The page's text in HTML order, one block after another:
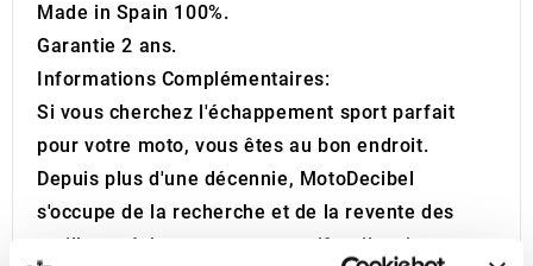
Made in Spain 100%.
Garantie 2 ans.
Informations Complémentaires:
Si vous cherchez l'échappement sport parfait
pour votre moto, vous êtes au bon endroit.
Depuis plus d'une décennie, MotoDecibel
s'occupe de la recherche et de la revente des
meilleurs échappements sportifs, silencieux et